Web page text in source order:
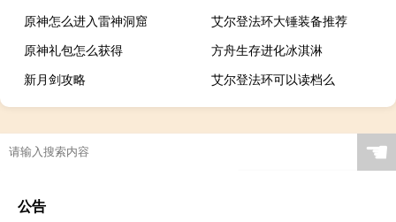
原神怎么进入雷神洞窟
艾尔登法环大锤装备推荐
原神礼包怎么获得
方舟生存进化冰淇淋
新月剑攻略
艾尔登法环可以读档么
☚
公告